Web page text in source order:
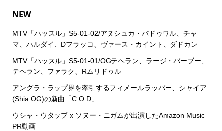
NEW
MTV「ハッスル」S5-01-02/アヌシュカ・バドゥワル、チャ
マ、ハルダイ、Dフラッコ、ヴァース・カイント、ダドカン
MTV「ハッスル」S5-01-01/OGテヘラン、ラージ・バーブー、
テヘラン、ファラク、Rムリドゥル
アングラ・ラップ界を牽引するフィメールラッパー、シャイア
(Shia OG)の新曲「C O D」
ウシャ・ウタップ x ソヌー・ニガムが出演したAmazon Music
PR動画